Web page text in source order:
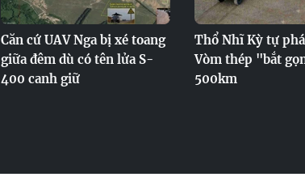
Căn cứ UAV Nga bị xé toang
giữa đêm dù có tên lửa S-
400 canh giữ
Thổ Nhĩ Kỳ tự
Vòm thép "bắt
500km